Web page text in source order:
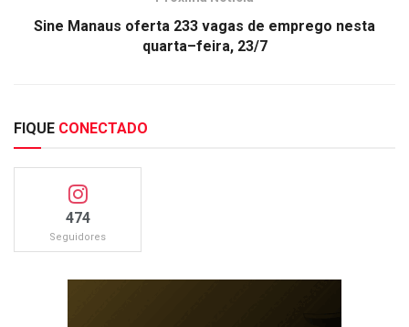
Sine Manaus oferta 233 vagas de emprego nesta
quarta–feira, 23/7
FIQUE CONECTADO
474
Seguidores